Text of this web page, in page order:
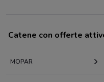
Catene con offerte
MOPAR